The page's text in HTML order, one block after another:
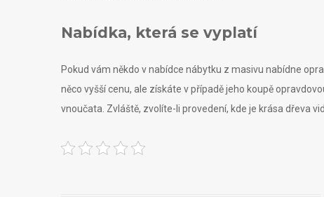
Nabídka, která se vyplatí
Pokud vám někdo v nabídce nábytku z masivu nabídne
něco vyšší cenu, ale získáte v případě jeho koupě
vnoučata. Zvláště, zvolíte-li provedení, kde je krása dřeva